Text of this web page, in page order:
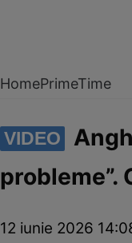
HomePrimeTime
VIDEO
probleme”.
12 iunie 2026